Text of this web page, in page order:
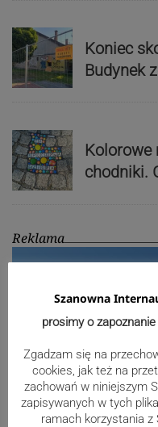
Koniec
Budynek
Kolorowe
chodniki.
Reklama
Szanowna
prosimy o
Zgadzam się na
cookies, jak też na
zachowań w niniejszym
zapisywanych w tych
ramach korzystania z